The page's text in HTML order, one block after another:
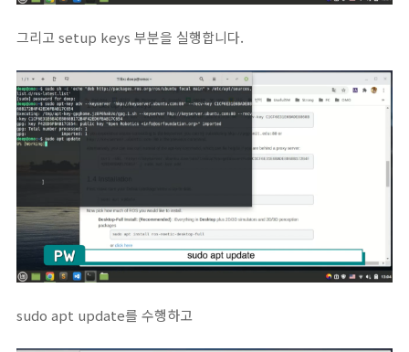
그리고 setup keys 부분을 실행합니다.
sudo apt update를 수행하고